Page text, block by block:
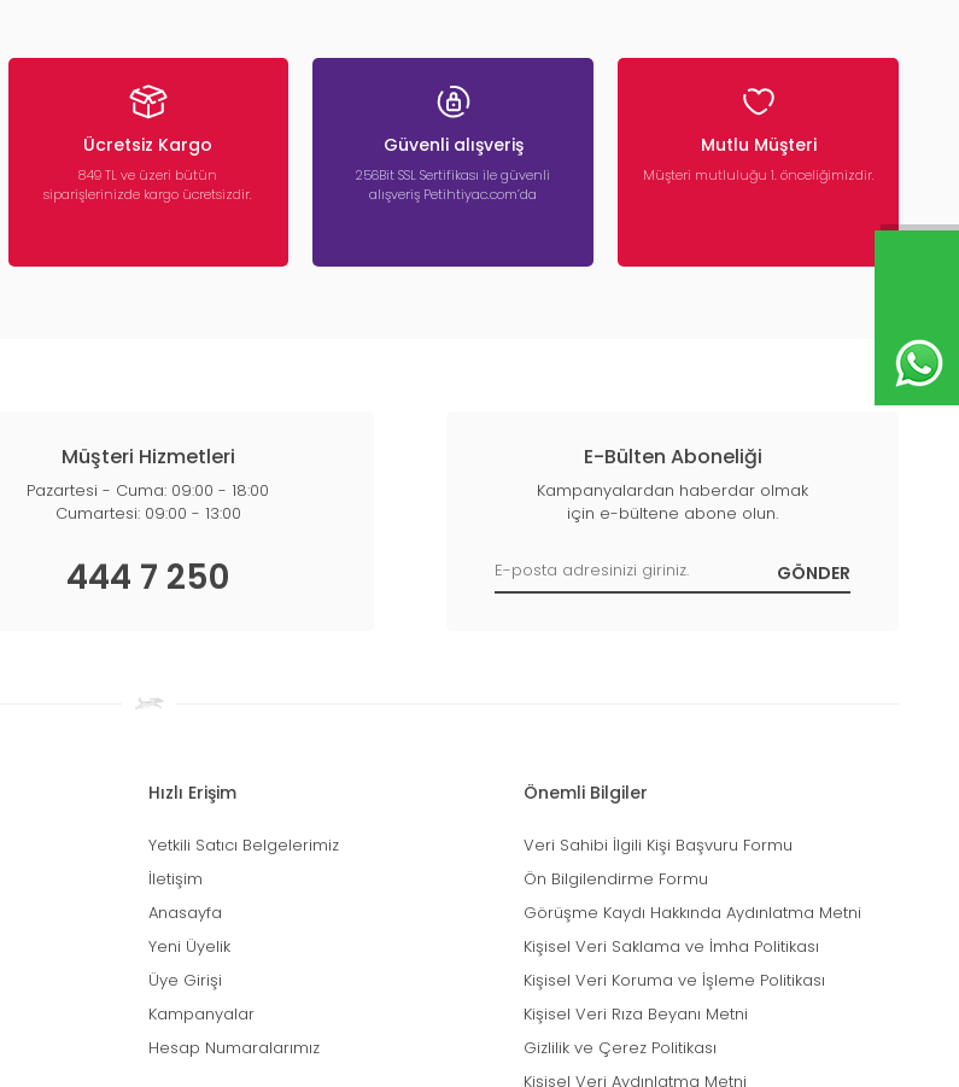
Ücretsiz Kargo
849 TL ve üzeri bütün
siparişlerinizde kargo ücretsizdir.
Güvenli alışveriş
256Bit SSL Sertifikası ile güvenli
alışveriş Petihtiyac.com’da
Mutlu Müşteri
Müşteri mutluluğu 1. önceliğimizdir.
Müşteri Hizmetleri
Pazartesi - Cuma: 09:00 - 18:00
Cumartesi: 09:00 - 13:00
444 7 250
E-Bülten Aboneliği
Kampanyalardan haberdar olmak
için e-bültene abone olun.
Hızlı Erişim
Yetkili Satıcı Belgelerimiz
İletişim
Anasayfa
Yeni Üyelik
Üye Girişi
Kampanyalar
Hesap Numaralarımız
Önemli Bilgiler
Veri Sahibi İlgili Kişi Başvuru Formu
Ön Bilgilendirme Formu
Görüşme Kaydı Hakkında Aydınlatma Metni
Kişisel Veri Saklama ve İmha Politikası
Kişisel Veri Koruma ve İşleme Politikası
Kişisel Veri Rıza Beyanı Metni
Gizlilik ve Çerez Politikası
Kişisel Veri Aydınlatma Metni